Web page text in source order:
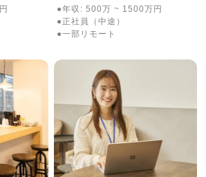
円
●年収:500万 ~ 1500万 円
●正社員（中途）
●一部リモート